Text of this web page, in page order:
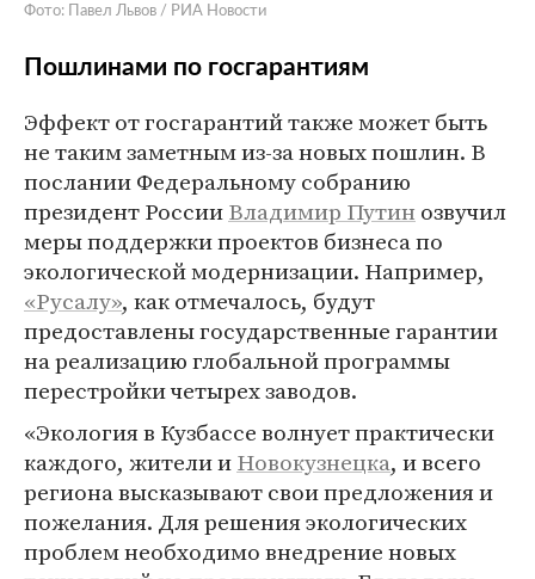
Фото: Павел Львов / РИА Новости
Пошлинами по госгарантиям
Эффект от госгарантий также может быть
не таким заметным из-за новых пошлин. В
послании Федеральному собранию
президент РоссииВладимир Путин озвучил
меры поддержки проектов бизнеса по
экологической модернизации. Например,
«Русалу», как отмечалось, будут
предоставлены государственные гарантии
на реализацию глобальной программы
перестройки четырех заводов.
«Экология в Кузбассе волнует практически
каждого, жители иНовокузнецка, и всего
региона высказывают свои предложения и
пожелания. Для решения экологических
проблем необходимо внедрение новых